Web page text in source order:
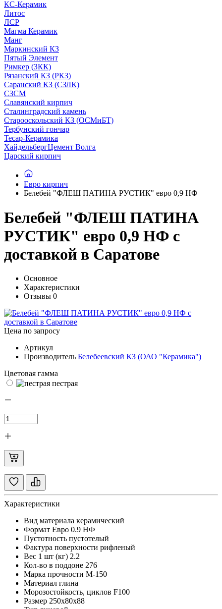
КС-Керамик
Литос
ЛСР
Магма Керамик
Манг
Маркинский КЗ
Пятый Элемент
Римкер (ЗКК)
Рязанский КЗ (РКЗ)
Саранский КЗ (СЗЛК)
СЗСМ
Славянский кирпич
Сталинградский камень
Старооскольский КЗ (ОСМиБТ)
Тербунский гончар
Тесар-Керамика
ХайдельбергЦемент Волга
Царский кирпич
Евро кирпич
Белебей "ФЛЕШ ПАТИНА РУСТИК" евро 0,9 НФ
Белебей "ФЛЕШ ПАТИНА
РУСТИК" евро 0,9 НФ с
доставкой в Саратове
Основное
Характеристики
Отзывы 0
Цена по запросу
Артикул
Производитель Белебеевский КЗ (ОАО "Керамика")
Цветовая гамма
пестрая
Характеристики
Вид материала керамический
Формат Евро 0.9 НФ
Пустотность пустотелый
Фактура поверхности рифленый
Вес 1 шт (кг) 2.2
Кол-во в поддоне 276
Марка прочности М-150
Материал глина
Морозостойкость, циклов F100
Размер 250х80х88